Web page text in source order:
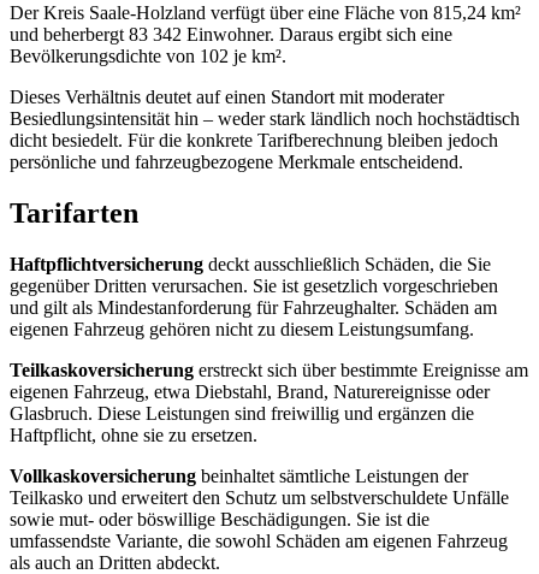
Der Kreis Saale-Holzland verfügt über eine Fläche von 815,24 km²
und beherbergt 83 342 Einwohner. Daraus ergibt sich eine
Bevölkerungsdichte von 102 je km².
Dieses Verhältnis deutet auf einen Standort mit moderater
Besiedlungsintensität hin – weder stark ländlich noch hochstädtisch
dicht besiedelt. Für die konkrete Tarifberechnung bleiben jedoch
persönliche und fahrzeugbezogene Merkmale entscheidend.
Tarifarten
Haftpflichtversicherung deckt ausschließlich Schäden, die Sie
gegenüber Dritten verursachen. Sie ist gesetzlich vorgeschrieben
und gilt als Mindestanforderung für Fahrzeughalter. Schäden am
eigenen Fahrzeug gehören nicht zu diesem Leistungsumfang.
Teilkaskoversicherung erstreckt sich über bestimmte Ereignisse am
eigenen Fahrzeug, etwa Diebstahl, Brand, Naturereignisse oder
Glasbruch. Diese Leistungen sind freiwillig und ergänzen die
Haftpflicht, ohne sie zu ersetzen.
Vollkaskoversicherung beinhaltet sämtliche Leistungen der
Teilkasko und erweitert den Schutz um selbstverschuldete Unfälle
sowie mut- oder böswillige Beschädigungen. Sie ist die
umfassendste Variante, die sowohl Schäden am eigenen Fahrzeug
als auch an Dritten abdeckt.